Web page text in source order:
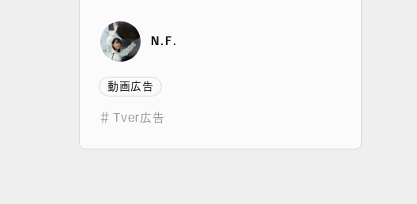
N.F.
動画広告
＃ Tver広告